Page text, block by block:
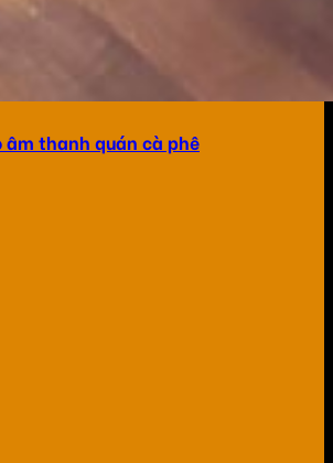
âm thanh quán cà phê